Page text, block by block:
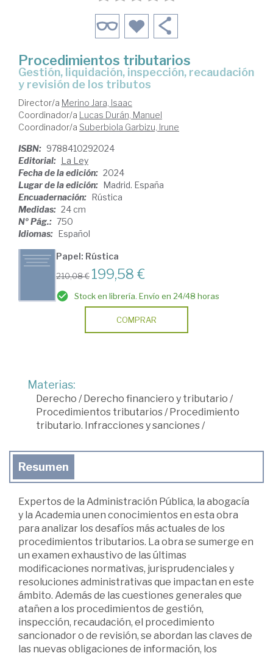
Procedimientos tributarios
Gestión, liquidación, inspección, recaudación
y revisión de los tributos
Director/a Merino Jara, Isaac
Coordinador/a Lucas Durán, Manuel
Coordinador/a Suberbiola Garbizu, Irune
ISBN: 9788410292024
Editorial: La Ley
Fecha de la edición: 2024
Lugar de la edición: Madrid. España
Encuadernación: Rústica
Medidas: 24 cm
Nº Pág.: 750
Idiomas: Español
Papel: Rústica
210,08 € 199,58 €
Stock en librería. Envío en 24/48 horas
COMPRAR
Materias:
Derecho / Derecho financiero y tributario /
Procedimientos tributarios/ Procedimiento
tributario. Infracciones y sanciones/
Resumen
Expertos de la Administración Pública, la abogacía
y la Academia unen conocimientos en esta obra
para analizar los desafíos más actuales de los
procedimientos tributarios. La obra se sumerge en
un examen exhaustivo de las últimas
modificaciones normativas, jurisprudenciales y
resoluciones administrativas que impactan en este
ámbito. Además de las cuestiones generales que
atañen a los procedimientos de gestión,
inspección, recaudación, el procedimiento
sancionador o de revisión, se abordan las claves de
las nuevas obligaciones de información, los